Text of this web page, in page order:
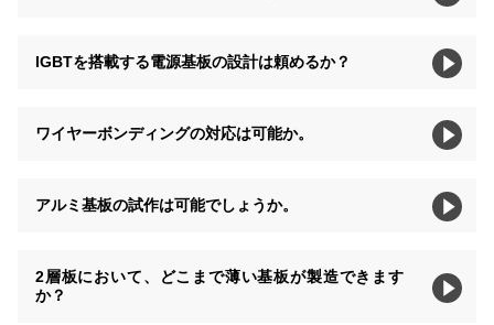
IGBTを搭載する電源基板の設計は頼めるか？
ワイヤーボンディングの対応は可能か。
アルミ基板の試作は可能でしょうか。
2層板において、どこまで薄い基板が製造できます
か？